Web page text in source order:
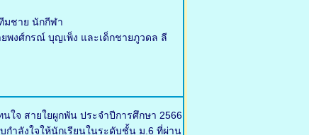
มชาย นักกีฬา
พงศ์กรณ์ บุญเพ็ง และเด็กชายภูวดล ลี
ใจ สายใยผูกพัน ประจำปีการศึกษา 2566
ำลังใจให้นักเรียนในระดับชั้น ม.6 ที่ผ่าน